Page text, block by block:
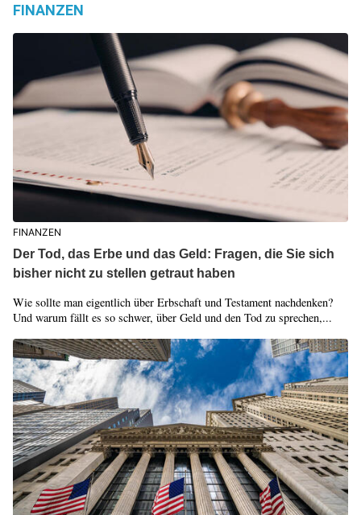
FINANZEN
FINANZEN
Der Tod, das Erbe und das Geld: Fragen, die Sie sich
bisher nicht zu stellen getraut haben
Wie sollte man eigentlich über Erbschaft und Testament nachdenken?
Und warum fällt es so schwer, über Geld und den Tod zu sprechen,...